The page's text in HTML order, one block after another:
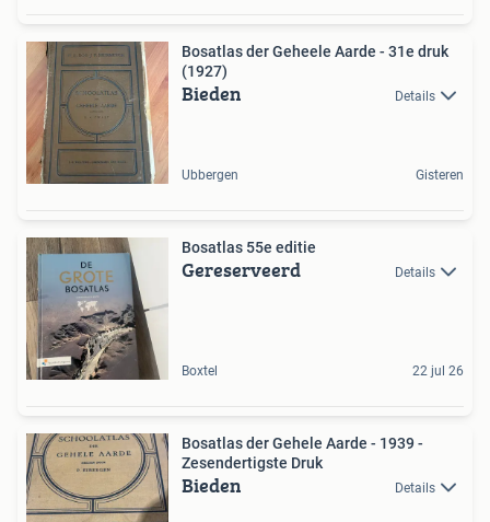
Bosatlas der Geheele Aarde - 31e druk
(1927)
Bieden Details
Ubbergen Gisteren
Bosatlas 55e editie
Gereserveerd Details
Boxtel 22 jul 26
Bosatlas der Gehele Aarde - 1939 -
Zesendertigste Druk
Bieden Details